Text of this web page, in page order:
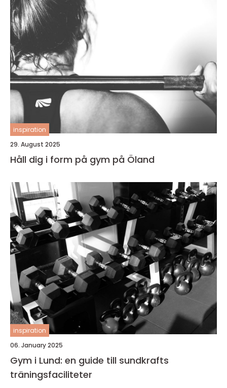
inspiration
29. August 2025
Håll dig i form på gym på Öland
inspiration
06. January 2025
Gym i Lund: en guide till sundkrafts
träningsfaciliteter